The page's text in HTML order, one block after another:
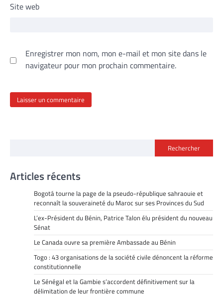
Site web
Enregistrer mon nom, mon e-mail et mon site dans le
navigateur pour mon prochain commentaire.
Rechercher
Articles récents
Bogotá tourne la page de la pseudo-république sahraouie et
reconnaît la souveraineté du Maroc sur ses Provinces du Sud
L’ex-Président du Bénin, Patrice Talon élu président du nouveau
Sénat
Le Canada ouvre sa première Ambassade au Bénin
Togo : 43 organisations de la société civile dénoncent la réforme
constitutionnelle
Le Sénégal et la Gambie s’accordent définitivement sur la
délimitation de leur frontière commune